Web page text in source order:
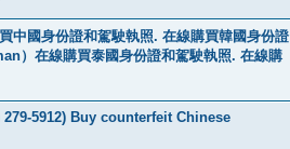
中國身份證和駕駛執照. 在線購買韓國身份證
）在線購買泰國身份證和駕駛執照. 在線購
5912) Buy counterfeit Chinese